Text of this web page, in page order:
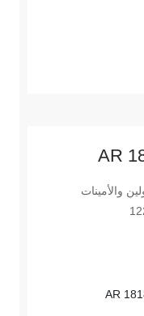
والأمينات